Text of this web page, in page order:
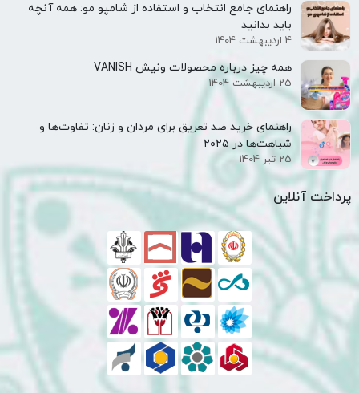
راهنمای جامع انتخاب و استفاده از شامپو مو: همه آنچه
باید بدانید
4 اردیبهشت 1404
همه‌ چیز درباره محصولات ونیش VANISH
25 اردیبهشت 1404
راهنمای خرید ضد تعریق برای مردان و زنان: تفاوت‌ها و
شباهت‌ها در ۲۰۲۵
25 تیر 1404
پرداخت آنلاین